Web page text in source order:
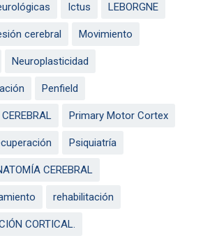
Ictus LEBORGNE
cerebral Movimiento
Neuroplasticidad
Penfield
Primary Motor Cortex
Psiquiatría
CEREBRAL
rehabilitación
CORTICAL.